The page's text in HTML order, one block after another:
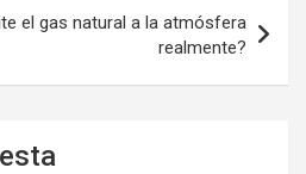
el gas natural a la atmósfera
realmente?